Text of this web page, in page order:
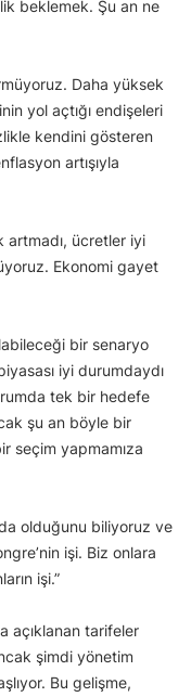
beklemek. Şu an ne
Daha yüksek
yol açtığı endişeleri
kendini gösteren
artışıyla
artmadı, ücretler iyi
Ekonomi gayet
bir senaryo
iyi durumdaydı
tek bir hedefe
şu an böyle bir
seçim yapmamıza
olduğunu biliyoruz ve
işi. Biz onlara
işi.”
açıklanan tarifeler
şimdi yönetim
Bu gelişme,